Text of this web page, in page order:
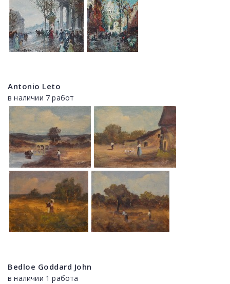
Antonio Leto
в наличии 7 работ
Bedloe Goddard John
в наличии 1 работа